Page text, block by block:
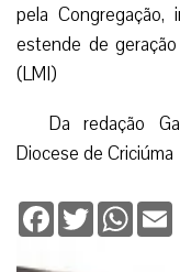
pela Congregação,
estende de geração
(LMI)
Da redação
Diocese de Criciúma
Facebook
Twitter